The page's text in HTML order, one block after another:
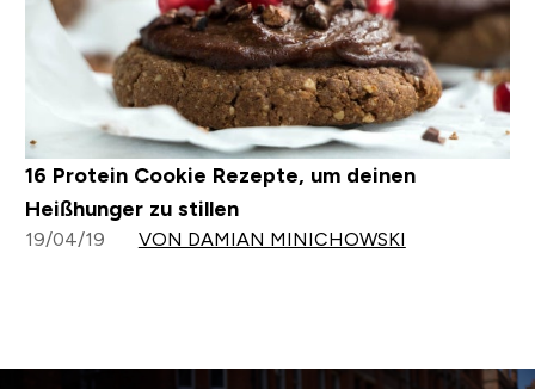
16 Protein Cookie Rezepte, um deinen
Heißhunger zu stillen
19/04/19 VON DAMIAN MINICHOWSKI